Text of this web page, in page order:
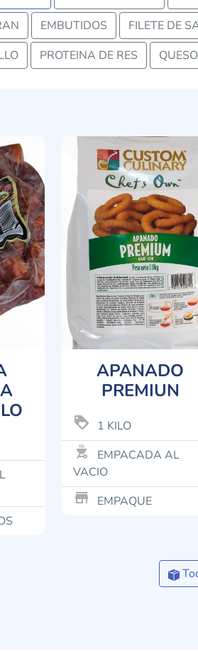
EMBUTIDOS FILETE DE
PROTEINA DE RES
APANADO
PREMIUN
loyalty 1 KILO
outdoor_grill
EMPACADA AL
VACIO
store_mall_directory EMPAQUE